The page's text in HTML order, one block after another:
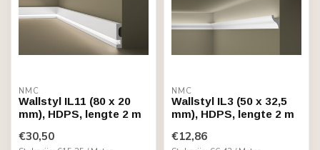
NMC
Wallstyl IL11 (80 x 20
mm), HDPS, lengte 2 m
€30,50
NMC
Wallstyl IL3 (50 x 32,5
mm), HDPS, lengte 2 m
€12,86